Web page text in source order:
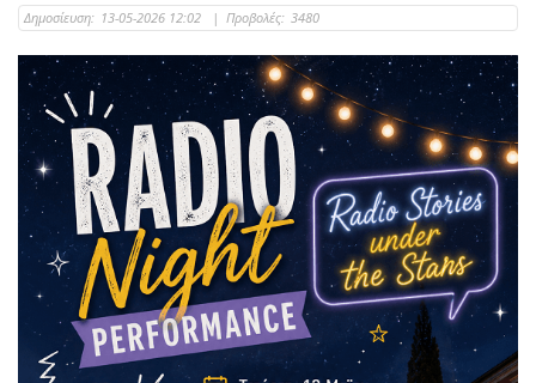
Δημοσίευση: 13-05-2026 12:02 | Προβολές: 3480